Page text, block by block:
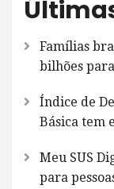
Famílias
bilhões
Índice de
Básica tem
Meu SUS
para